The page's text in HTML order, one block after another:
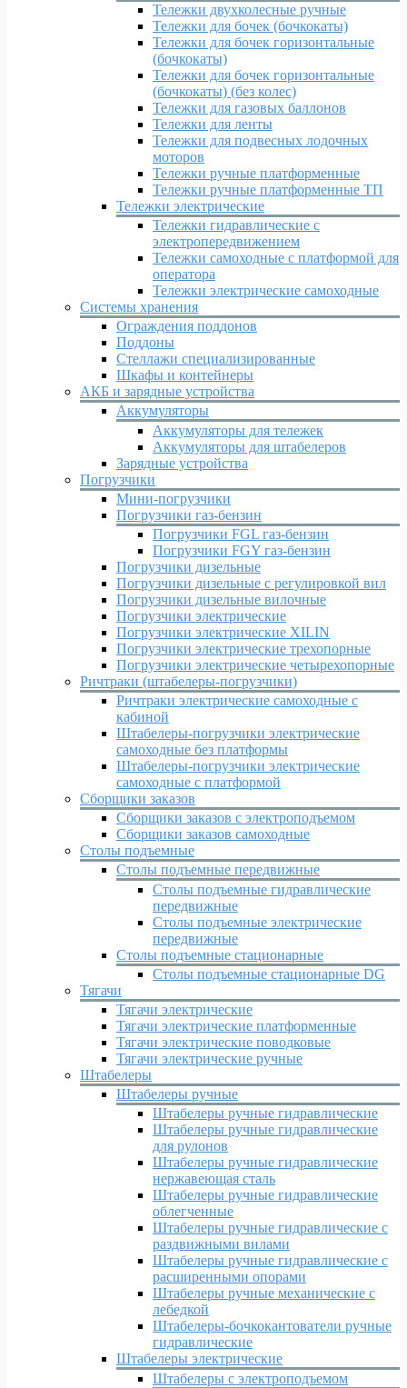
Тележки двухколесные ручные
Тележки для бочек (бочкокаты)
Тележки для бочек горизонтальные
(бочкокаты)
Тележки для бочек горизонтальные
(бочкокаты) (без колес)
Тележки для газовых баллонов
Тележки для ленты
Тележки для подвесных лодочных
моторов
Тележки ручные платформенные
Тележки ручные платформенные ТП
Тележки электрические
Тележки гидравлические с
электропередвижением
Тележки самоходные с платформой для
оператора
Тележки электрические самоходные
Системы хранения
Ограждения поддонов
Поддоны
Стеллажи специализированные
Шкафы и контейнеры
АКБ и зарядные устройства
Аккумуляторы
Аккумуляторы для тележек
Аккумуляторы для штабелеров
Зарядные устройства
Погрузчики
Мини-погрузчики
Погрузчики газ-бензин
Погрузчики FGL газ-бензин
Погрузчики FGY газ-бензин
Погрузчики дизельные
Погрузчики дизельные c регулировкой вил
Погрузчики дизельные вилочные
Погрузчики электрические
Погрузчики электрические XILIN
Погрузчики электрические трехопорные
Погрузчики электрические четырехопорные
Ричтраки (штабелеры-погрузчики)
Ричтраки электрические самоходные с
кабиной
Штабелеры-погрузчики электрические
самоходные без платформы
Штабелеры-погрузчики электрические
самоходные с платформой
Сборщики заказов
Сборщики заказов с электроподъемом
Сборщики заказов самоходные
Столы подъемные
Столы подъемные передвижные
Столы подъемные гидравлические
передвижные
Столы подъемные электрические
передвижные
Столы подъемные стационарные
Столы подъемные стационарные DG
Тягачи
Тягачи электрические
Тягачи электрические платформенные
Тягачи электрические поводковые
Тягачи электрические ручные
Штабелеры
Штабелеры ручные
Штабелеры ручные гидравлические
Штабелеры ручные гидравлические
для рулонов
Штабелеры ручные гидравлические
нержавеющая сталь
Штабелеры ручные гидравлические
облегченные
Штабелеры ручные гидравлические с
раздвижными вилами
Штабелеры ручные гидравлические с
расширенными опорами
Штабелеры ручные механические с
лебедкой
Штабелеры-бочкокантователи ручные
гидравлические
Штабелеры электрические
Штабелеры с электроподъемом